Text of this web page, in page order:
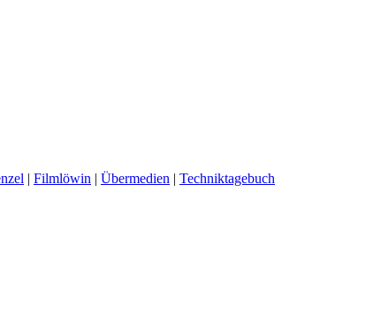
| Filmlöwin | Übermedien | Techniktagebuch